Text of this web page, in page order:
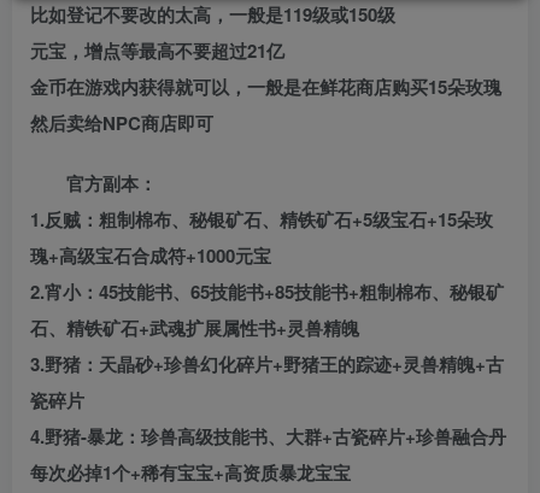
比如登记不要改的太高，一般是119级或150级
元宝，增点等最高不要超过21亿
金币在游戏内获得就可以，一般是在鲜花商店购买15朵玫瑰
然后卖给NPC商店即可
官方副本：
1.反贼：粗制棉布、秘银矿石、精铁矿石+5级宝石+15朵玫
瑰+高级宝石合成符+1000元宝
2.宵小：45技能书、65技能书+85技能书+粗制棉布、秘银矿
石、精铁矿石+武魂扩展属性书+灵兽精魄
3.野猪：天晶砂+珍兽幻化碎片+野猪王的踪迹+灵兽精魄+古
瓷碎片
4.野猪-暴龙：珍兽高级技能书、大群+古瓷碎片+珍兽融合丹
每次必掉1个+稀有宝宝+高资质暴龙宝宝